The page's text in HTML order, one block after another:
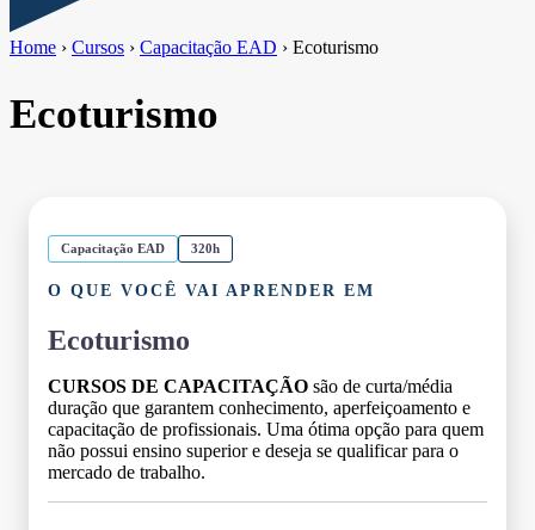
Home › Cursos › Capacitação EAD › Ecoturismo
Ecoturismo
Capacitação EAD 320h
O QUE VOCÊ VAI APRENDER EM
Ecoturismo
CURSOS DE CAPACITAÇÃO são de curta/média
duração que garantem conhecimento, aperfeiçoamento e
capacitação de profissionais. Uma ótima opção para quem
não possui ensino superior e deseja se qualificar para o
mercado de trabalho.